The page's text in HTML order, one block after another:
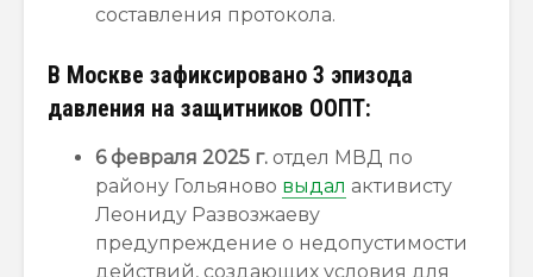
составления протокола.
В Москве зафиксировано 3 эпизода
давления на защитников ООПТ:
6 февраля 2025 г. отдел МВД по
району Гольяново выдал активисту
Леониду Развозжаеву
предупреждение о недопустимости
действий, создающих условия для